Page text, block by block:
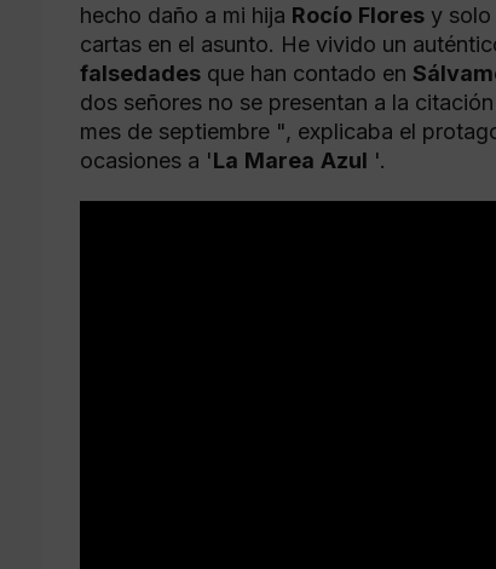
hecho daño a mi hija Rocío Flores y solo
cartas en el asunto. He vivido un
falsedades que han contado en
dos señores no se presentan a la
mes de septiembre ", explicaba el
ocasiones a 'La Marea Azul '.